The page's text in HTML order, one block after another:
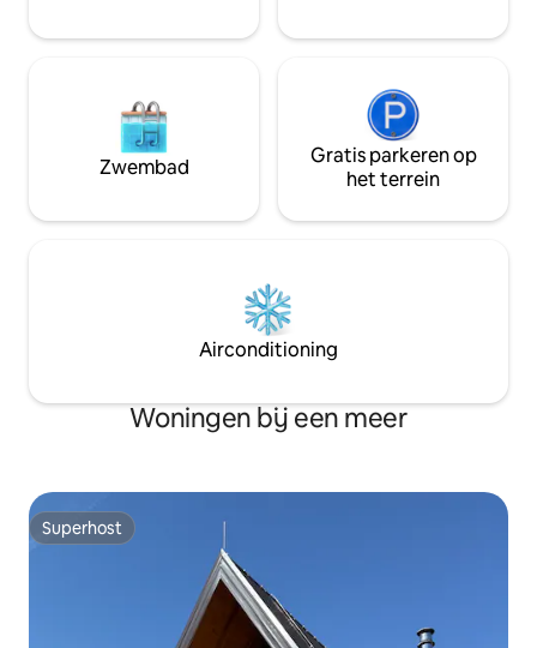
Zwembad
Gratis parkeren op
het terrein
Airconditioning
Woningen bij een meer
Superhost
Superhost